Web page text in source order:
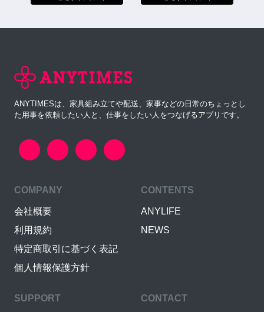
ANYTIMESは、家具組み立てや配送、家事などの日常のちょっとし
た用事を依頼したい人と、仕事をしたい人をつなげるアプリです。
COMPANY
会社概要
利用規約
特定商取引に基づく表記
個人情報保護方針
CONTENTS
ANYLIFE
NEWS
SUPPORT CONTACT